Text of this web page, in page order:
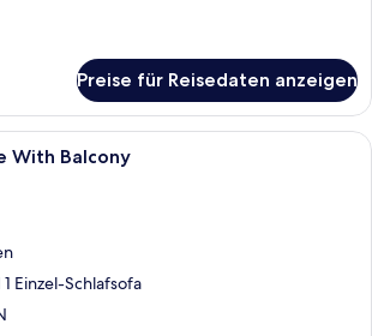
Preise für Reisedaten anzeigen
Ein modernes Hotelzimmer mit einer
With Balcony
Einzel-Schlafsofa